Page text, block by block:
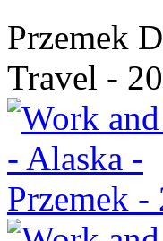
Przemek
Travel -